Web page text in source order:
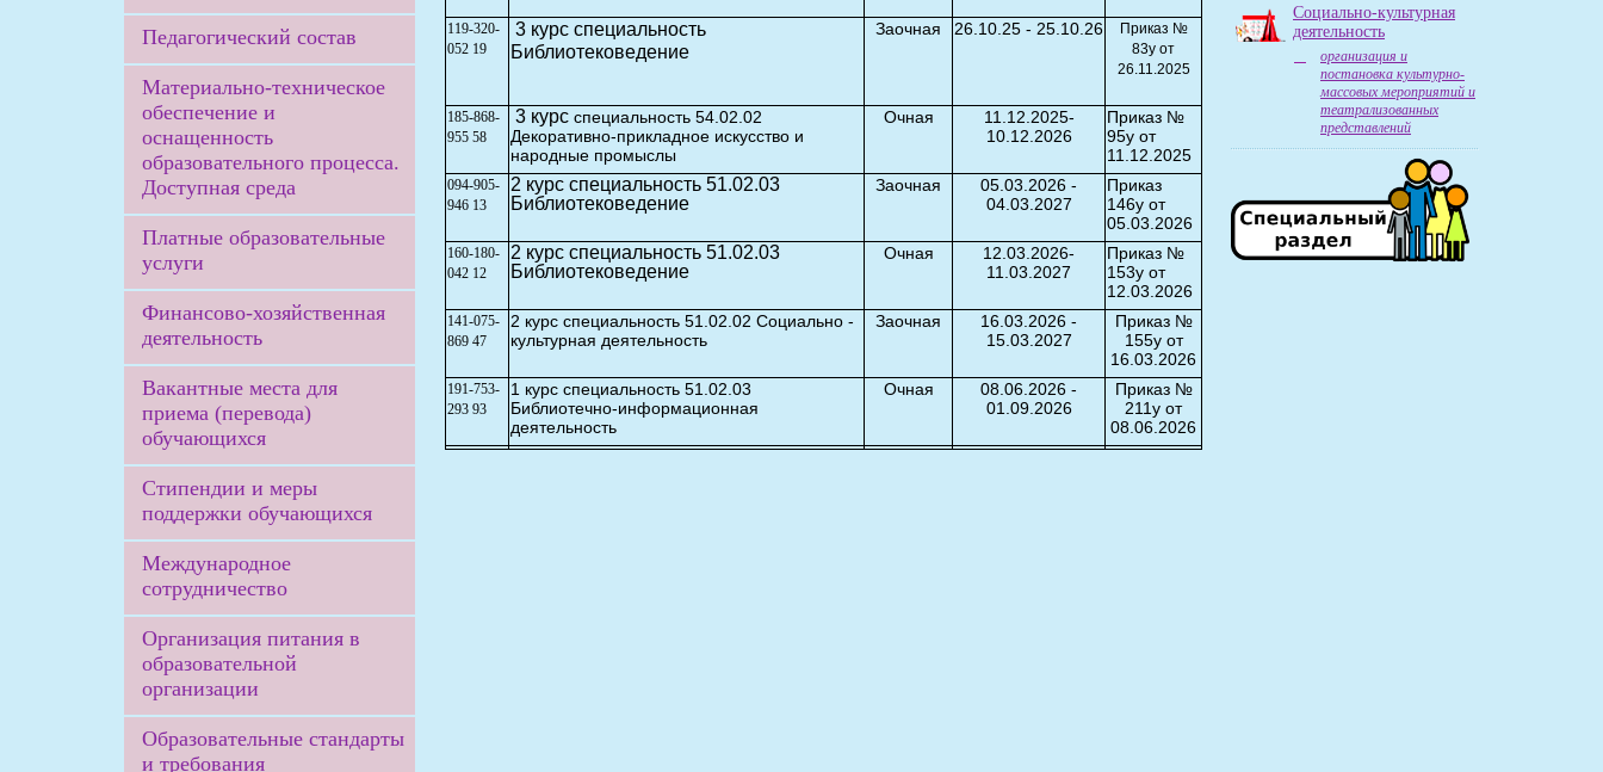
Педагогический состав
Материально-техническое
обеспечение и
оснащенность
образовательного процесса.
Доступная среда
Платные образовательные
услуги
Финансово-хозяйственная
деятельность
Вакантные места для
приема (перевода)
обучающихся
Стипендии и меры
поддержки обучающихся
Международное
сотрудничество
Организация питания в
образовательной
организации
Образовательные стандарты
и требования
119-320-
052 19
3 курс специальность
Библиотековедение
Заочная 26.10.25 - 25.10.26
Приказ №
83у от
26.11.2025
185-868-
955 58
3 курс специальность 54.02.02
Декоративно-прикладное искусство и
народные промыслы
Очная
11.12.2025-
10.12.2026
Приказ №
95у от
11.12.2025
094-905-
946 13
2 курс специальность 51.02.03
Библиотековедение
Заочная
05.03.2026 -
04.03.2027
Приказ
146у от
05.03.2026
160-180-
042 12
2 курс специальность 51.02.03
Библиотековедение
Очная
12.03.2026-
11.03.2027
Приказ №
153у от
12.03.2026
141-075-
869 47
2 курс специальность 51.02.02 Социально -
культурная деятельность
Заочная
16.03.2026 -
15.03.2027
Приказ №
155у от
16.03.2026
191-753-
293 93
1 курс специальность 51.02.03
Библиотечно-информационная
деятельность
Очная
08.06.2026 -
01.09.2026
Приказ №
211у от
08.06.2026
Социально-культурная
деятельность
организация и
постановка культурно-
массовых мероприятий и
театрализованных
представлений